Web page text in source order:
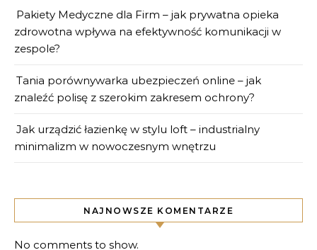
Pakiety Medyczne dla Firm – jak prywatna opieka
zdrowotna wpływa na efektywność komunikacji w
zespole?
Tania porównywarka ubezpieczeń online – jak
znaleźć polisę z szerokim zakresem ochrony?
Jak urządzić łazienkę w stylu loft – industrialny
minimalizm w nowoczesnym wnętrzu
NAJNOWSZE KOMENTARZE
No comments to show.